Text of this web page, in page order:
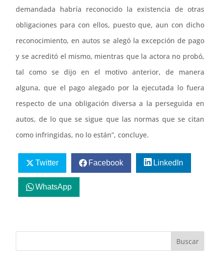
demandada habría reconocido la existencia de otras
obligaciones para con ellos, puesto que, aun con dicho
reconocimiento, en autos se alegó la excepción de pago
y se acreditó el mismo, mientras que la actora no probó,
tal como se dijo en el motivo anterior, de manera
alguna, que el pago alegado por la ejecutada lo fuera
respecto de una obligación diversa a la perseguida en
autos, de lo que se sigue que las normas que se citan
como infringidas, no lo están”, concluye.
Twitter Facebook LinkedIn
WhatsApp